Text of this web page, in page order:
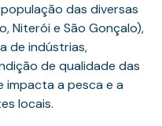
das diversas
Niterói e São Gonçalo),
de indústrias,
de qualidade das
impacta a pesca e a
locais.